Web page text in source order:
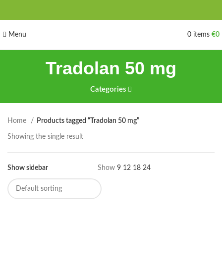
Menu 0 items €0
Tradolan 50 mg
Categories
Home Products tagged “Tradolan 50 mg”
Showing the single result
Show sidebar Show 9 12 18 24